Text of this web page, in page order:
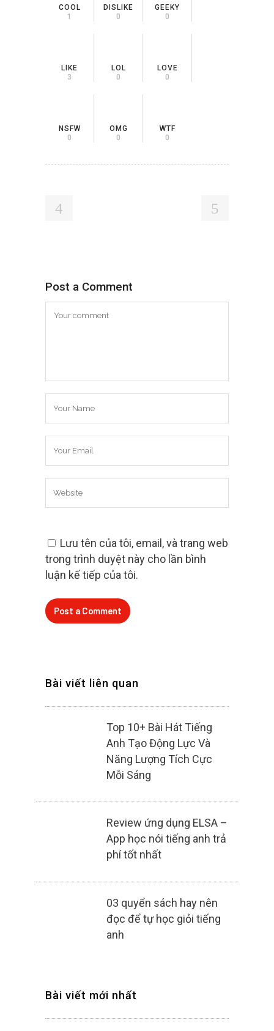
COOL
1
DISLIKE
0
GEEKY
0
LIKE
3
LOL
0
LOVE
0
NSFW
0
OMG
0
WTF
0
Post a Comment
Lưu tên của tôi, email, và trang web
trong trình duyệt này cho lần bình
luận kế tiếp của tôi.
Bài viết liên quan
Top 10+ Bài Hát Tiếng
Anh Tạo Động Lực Và
Năng Lượng Tích Cực
Mỗi Sáng
Review ứng dụng ELSA –
App học nói tiếng anh trả
phí tốt nhất
03 quyển sách hay nên
đọc để tự học giỏi tiếng
anh
Bài viết mới nhất